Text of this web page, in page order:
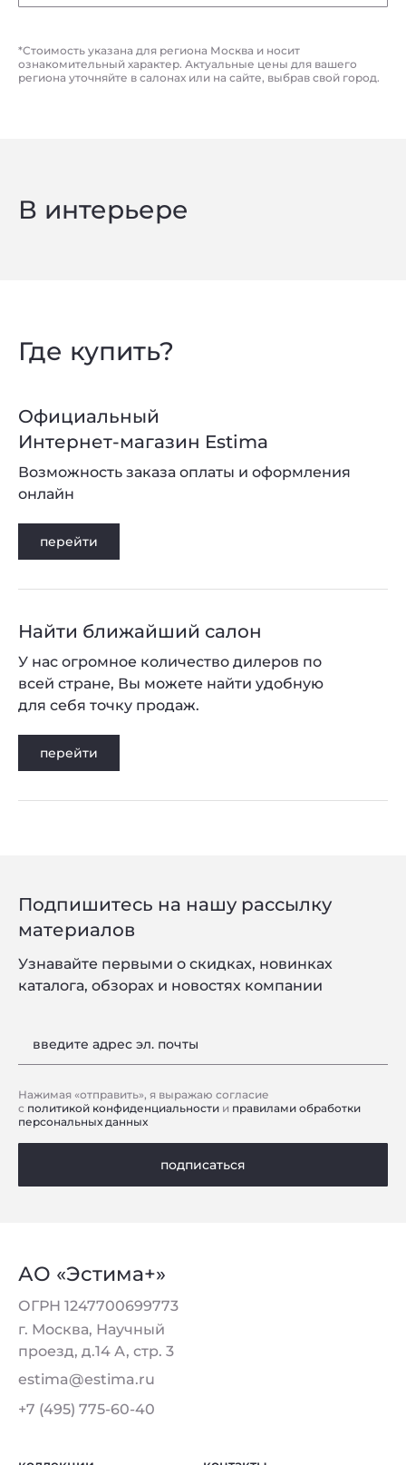
*Стоимость указана для региона Москва и носит
ознакомительный характер. Актуальные цены для вашего
региона уточняйте в салонах или на сайте, выбрав свой город.
В интерьере
Где купить?
Официальный
Интернет-магазин Estima
перейти
Возможность заказа оплаты и оформления
онлайн
Найти ближайший салон
перейти
У нас огромное количество дилеров по
всей стране, Вы можете найти удобную
для себя точку продаж.
Подпишитесь на нашу рассылку
материалов
Узнавайте первыми о скидках, новинках
каталога, обзорах и новостях компании
введите адрес эл. почты
Нажимая «отправить», я выражаю согласие
с политикой конфиденциальности и правилами обработки
персональных данных
подписаться
АО «Эстима+»
ОГРН 1247700699773
г. Москва, Научный
проезд, д.14 А, стр. 3
estima@estima.ru
+7 (495) 775-60-40